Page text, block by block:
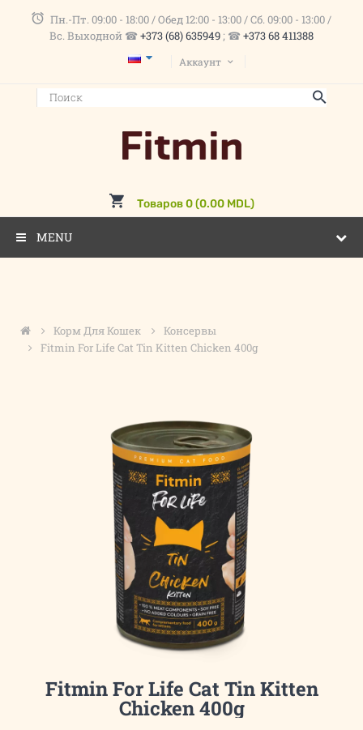
Пн.-Пт. 09:00 - 18:00 / Обед 12:00 - 13:00 / Сб. 09:00 - 13:00 /
Вс. Выходной ☎+373 (68) 635949 ; ☎+373 68 411388
Аккаунт
Товаров 0 (0.00 MDL)
MENU
Корм Для Кошек
Консервы
Fitmin For Life Cat Tin Kitten Chicken 400g
Fitmin For Life Cat Tin Kitten
Chicken 400g